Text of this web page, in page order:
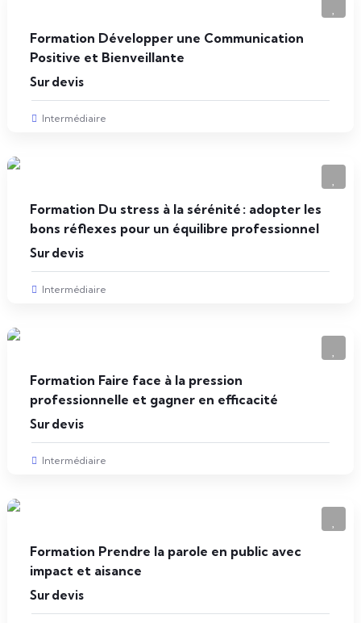
Formation Développer une Communication
Positive et Bienveillante
Sur devis
Intermédiaire
Formation Du stress à la sérénité : adopter les
bons réflexes pour un équilibre professionnel
Sur devis
Intermédiaire
Formation Faire face à la pression
professionnelle et gagner en efficacité
Sur devis
Intermédiaire
Formation Prendre la parole en public avec
impact et aisance
Sur devis